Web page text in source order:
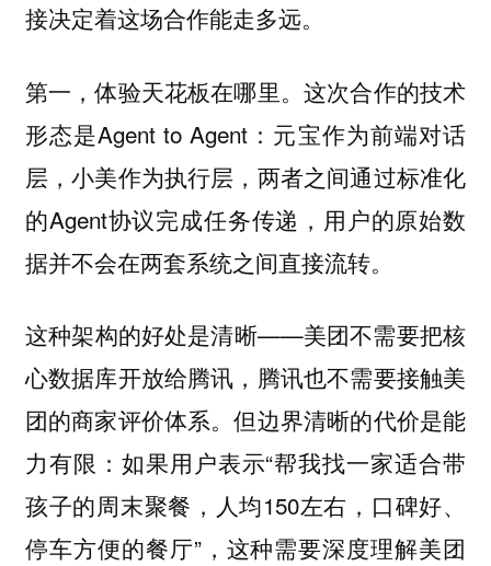
接决定着这场合作能走多远。
第一，体验天花板在哪里。这次合作的技术
形态是Agent to Agent：元宝作为前端对话
层，小美作为执行层，两者之间通过标准化
的Agent协议完成任务传递，用户的原始数
据并不会在两套系统之间直接流转。
这种架构的好处是清晰——美团不需要把核
心数据库开放给腾讯，腾讯也不需要接触美
团的商家评价体系。但边界清晰的代价是能
力有限：如果用户表示“帮我找一家适合带
孩子的周末聚餐，人均150左右，口碑好、
停车方便的餐厅”，这种需要深度理解美团